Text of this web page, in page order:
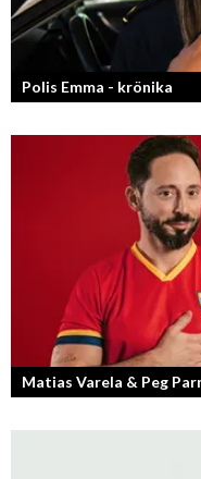
Polis Emma - krönika
Kan jag snälla få prata
Matias Varela & Peg
Här i Sverige så finns det
världen och många